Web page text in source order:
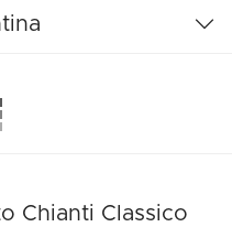
Chianti Classico